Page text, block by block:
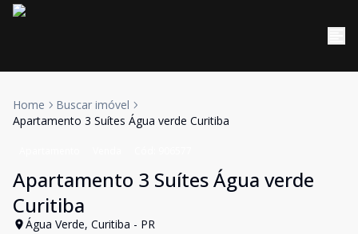
Home
Buscar imóvel
Apartamento 3 Suítes Água verde Curitiba
Apartamento 3 Suítes Água verde
Curitiba
Água Verde, Curitiba - PR